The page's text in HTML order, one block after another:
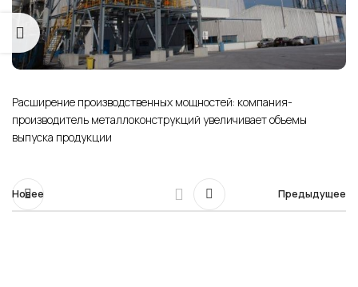
Расширение производственных мощностей: компания-
производитель металлоконструкций увеличивает объемы
выпуска продукции
Новее Предыдущее